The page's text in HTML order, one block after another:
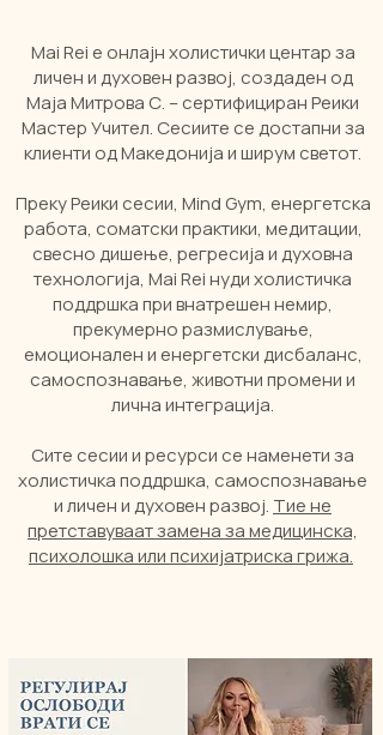
Mai Rei е онлајн холистички центар за
личен и духовен развој, создаден од
Маја Митрова С. – сертифициран Реики
Мастер Учител. Сесиите се достапни за
клиенти од Македонија и ширум светот.
Преку Реики сесии, Mind Gym, енергетска
работа, соматски практики, медитации,
свесно дишење, регресија и духовна
технологија, Mai Rei нуди холистичка
поддршка при внатрешен немир,
прекумерно размислување,
емоционален и енергетски дисбаланс,
самоспознавање, животни промени и
лична интеграција.
Сите сесии и ресурси се наменети за
холистичка поддршка, самоспознавање
и личен и духовен развој. Тие не
претставуваат замена за медицинска,
психолошка или психијатриска грижа.